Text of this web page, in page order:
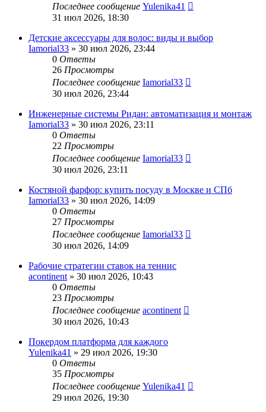
Последнее сообщение Yulenika41
31 июл 2026, 18:30
Детские аксессуары для волос: виды и выбор
Iamorial33 » 30 июл 2026, 23:44
0 Ответы
26 Просмотры
Последнее сообщение Iamorial33
30 июл 2026, 23:44
Инженерные системы Ридан: автоматизация и монтаж
Iamorial33 » 30 июл 2026, 23:11
0 Ответы
22 Просмотры
Последнее сообщение Iamorial33
30 июл 2026, 23:11
Костяной фарфор: купить посуду в Москве и СПб
Iamorial33 » 30 июл 2026, 14:09
0 Ответы
27 Просмотры
Последнее сообщение Iamorial33
30 июл 2026, 14:09
Рабочие стратегии ставок на теннис
acontinent » 30 июл 2026, 10:43
0 Ответы
23 Просмотры
Последнее сообщение acontinent
30 июл 2026, 10:43
Покердом платформа для каждого
Yulenika41 » 29 июл 2026, 19:30
0 Ответы
35 Просмотры
Последнее сообщение Yulenika41
29 июл 2026, 19:30